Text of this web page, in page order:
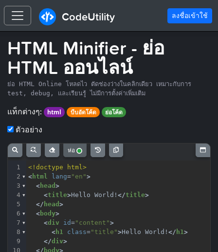
CodeUtility ลงชื่อเข้าใช้
HTML Minifier - ย่อ
HTML ออนไลน์
ย่อ HTML Online โหลดไว ตัดช่องว่างในคลิกเดียว เหมาะกับการ
test, debug, และเรียนรู้ ไม่มีการตั้งค่าเพิ่มเติม
แท็กต่างๆ: html บีบอัดโค้ด ย่อโค้ด
ตัวอย่าง
ห่อ
1
<!doctype html>
2
< html lang="en">
3
< head >
4
<title>Hello World! </title>
5
</ head >
6
< body>
7
<div id="content">
8
< h1 class="title">Hello World! </ h1 >
9
</div>
10
</ body>